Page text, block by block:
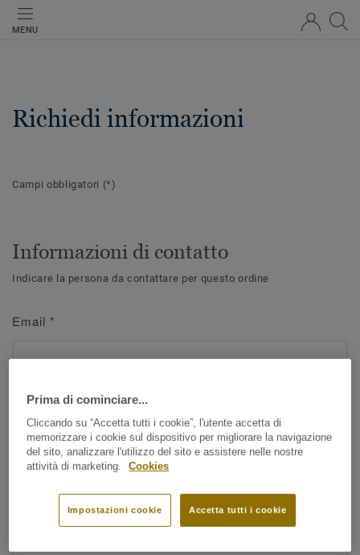
MENU
Richiedi informazioni
Campi obbligatori (*)
Informazioni di contatto
Indicare la persona da contattare per questo ordine
Email *
Nome*
Cognome*
Prima di cominciare...
Cliccando su “Accetta tutti i cookie”, l'utente accetta di
memorizzare i cookie sul dispositivo per migliorare la navigazione
del sito, analizzare l'utilizzo del sito e assistere nelle nostre
attività di marketing.
Cookies
Accetta tutti i cookie
Impostazioni cookie